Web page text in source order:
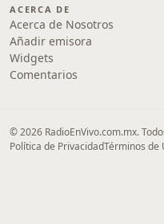
ACERCA DE
Acerca de Nosotros
Añadir emisora
Widgets
Comentarios
© 2026 RadioEnVivo.com.mx.
Política de PrivacidadTérminos de